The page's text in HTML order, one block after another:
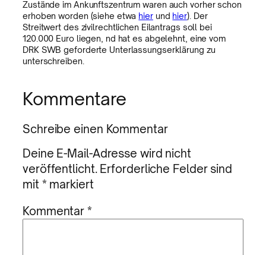
Zustände im Ankunftszentrum waren auch vorher schon
erhoben worden (siehe etwa hierund hier). Der
Streitwert des zivilrechtlichen Eilantrags soll bei
120.000 Euro liegen, nd hat es abgelehnt, eine vom
DRK SWB geforderte Unterlassungserklärung zu
unterschreiben.
Kommentare
Schreibe einen Kommentar
Deine E-Mail-Adresse wird nicht
veröffentlicht. Erforderliche Felder sind
mit * markiert
Kommentar*